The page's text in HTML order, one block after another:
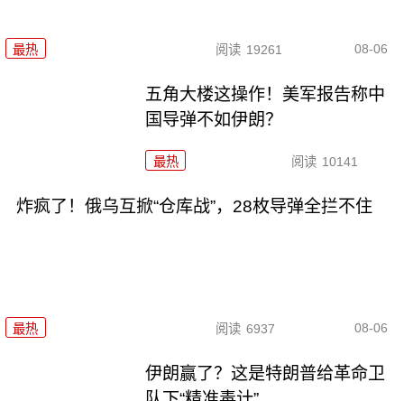
最热 阅读 19261 08-06
五角大楼这操作！美军报告称中
国导弹不如伊朗？
最热 阅读 10141
炸疯了！俄乌互掀“仓库战”，28枚导弹全拦不住
最热 阅读 6937 08-06
伊朗赢了？这是特朗普给革命卫